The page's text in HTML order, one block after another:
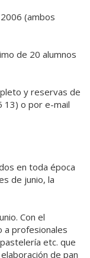
(ambos
de 20 alumnos
y reservas de
13) o por e-mail
en toda época
de junio, la
Con el
a profesionales
etc. que
de pan